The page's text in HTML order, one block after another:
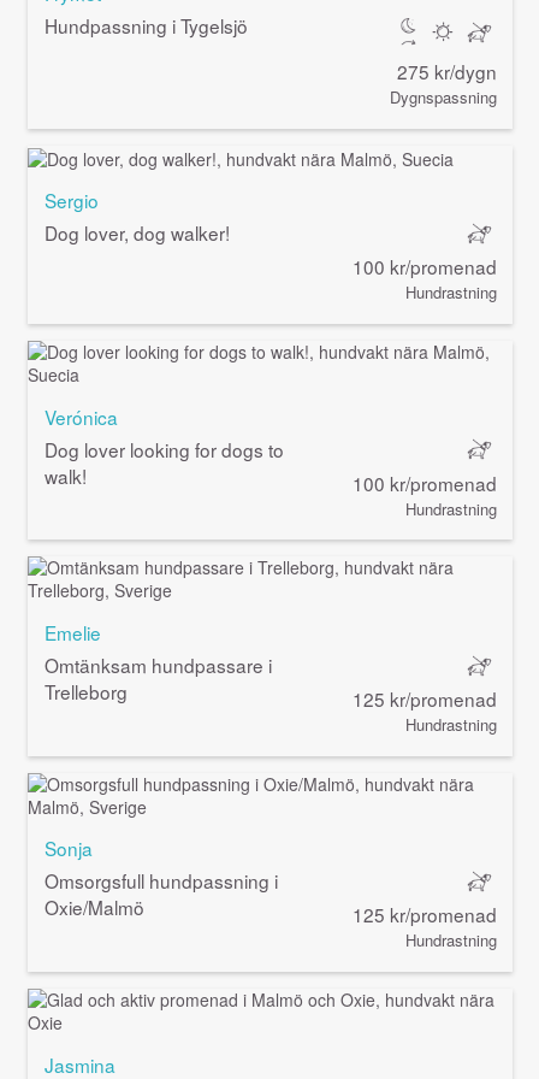
Hundpassning i Tygelsjö
275 kr/dygn
Dygnspassning
Sergio
Dog lover, dog walker!
100 kr/promenad
Hundrastning
Verónica
Dog lover looking for dogs to
walk!
100 kr/promenad
Hundrastning
Emelie
Omtänksam hundpassare i
Trelleborg
125 kr/promenad
Hundrastning
Sonja
Omsorgsfull hundpassning i
Oxie/Malmö
125 kr/promenad
Hundrastning
Jasmina